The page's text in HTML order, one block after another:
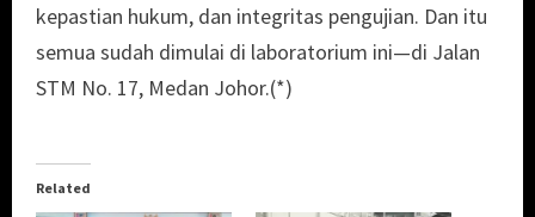
kepastian hukum, dan integritas pengujian. Dan itu
semua sudah dimulai di laboratorium ini—di Jalan
STM No. 17, Medan Johor.(*)
Related